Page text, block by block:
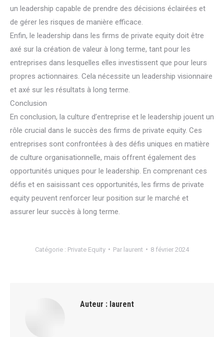
un leadership capable de prendre des décisions éclairées et
de gérer les risques de manière efficace.
Enfin, le leadership dans les firms de private equity doit être
axé sur la création de valeur à long terme, tant pour les
entreprises dans lesquelles elles investissent que pour leurs
propres actionnaires. Cela nécessite un leadership visionnaire
et axé sur les résultats à long terme.
Conclusion
En conclusion, la culture d’entreprise et le leadership jouent un
rôle crucial dans le succès des firms de private equity. Ces
entreprises sont confrontées à des défis uniques en matière
de culture organisationnelle, mais offrent également des
opportunités uniques pour le leadership. En comprenant ces
défis et en saisissant ces opportunités, les firms de private
equity peuvent renforcer leur position sur le marché et
assurer leur succès à long terme.
Catégorie : Private Equity Par laurent 8 février 2024
Auteur : laurent